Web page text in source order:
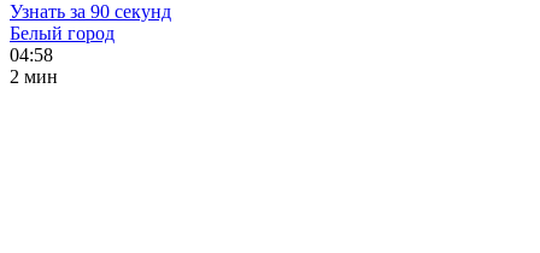
Узнать за 90 секунд
Белый город
04:58
2 мин